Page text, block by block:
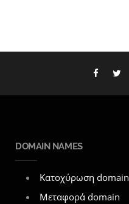
DOMAIN NAMES
Κατοχύρωση domain
Μεταφορά domain